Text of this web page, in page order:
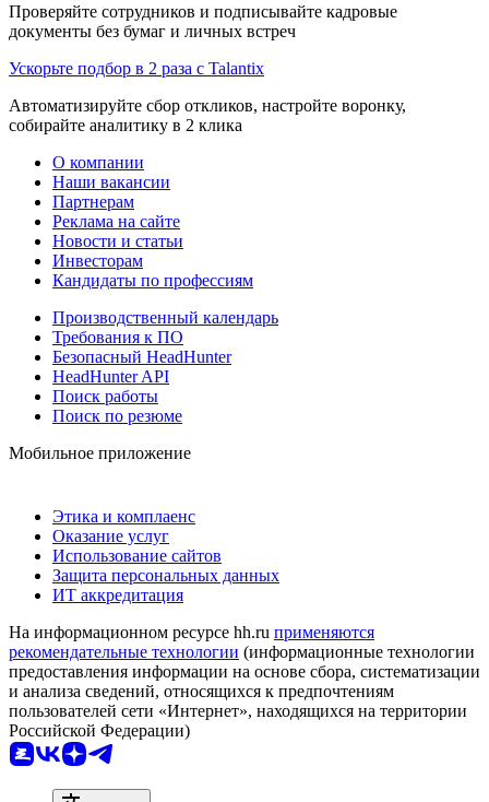
Проверяйте сотрудников и подписывайте кадровые
документы без бумаг и личных встреч
Ускорьте подбор в 2 раза с Talantix
Автоматизируйте сбор откликов, настройте воронку,
собирайте аналитику в 2 клика
О компании
Наши вакансии
Партнерам
Реклама на сайте
Новости и статьи
Инвесторам
Кандидаты по профессиям
Производственный календарь
Требования к ПО
Безопасный HeadHunter
HeadHunter API
Поиск работы
Поиск по резюме
Мобильное приложение
Этика и комплаенс
Оказание услуг
Использование сайтов
Защита персональных данных
ИТ аккредитация
На информационном ресурсе hh.ru применяются
рекомендательные технологии (информационные технологии
предоставления информации на основе сбора, систематизации
и анализа сведений, относящихся к предпочтениям
пользователей сети «Интернет», находящихся на территории
Российской Федерации)